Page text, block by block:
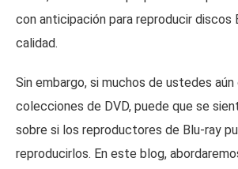
con anticipación para reproducir discos
calidad.
Sin embargo, si muchos de ustedes aún
colecciones de DVD, puede que se
sobre si los reproductores de Blu-ray
reproducirlos. En este blog,